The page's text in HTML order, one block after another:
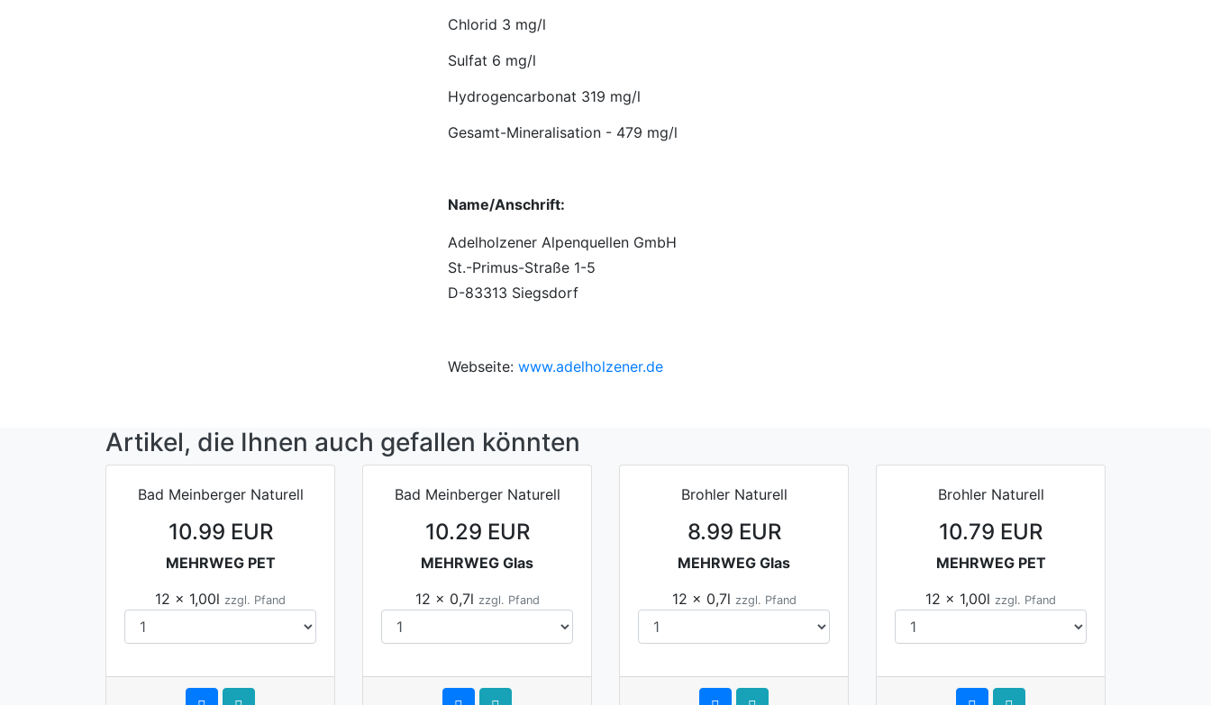
Chlorid 3 mg/l
Sulfat 6 mg/l
Hydrogencarbonat 319 mg/l
Gesamt-Mineralisation - 479 mg/l
Name/Anschrift:
Adelholzener Alpenquellen GmbH
St.-Primus-Straße 1-5
D-83313 Siegsdorf
Webseite: www.adelholzener.de
Artikel, die Ihnen auch gefallen könnten
Bad Meinberger Naturell
10.99 EUR
MEHRWEG PET
12 x 1,00l zzgl. Pfand
Bad Meinberger Naturell
10.29 EUR
MEHRWEG Glas
12 x 0,7l zzgl. Pfand
Brohler Naturell
8.99 EUR
MEHRWEG Glas
12 x 0,7l zzgl. Pfand
Brohler Naturell
10.79 EUR
MEHRWEG PET
12 x 1,00l zzgl. Pfand